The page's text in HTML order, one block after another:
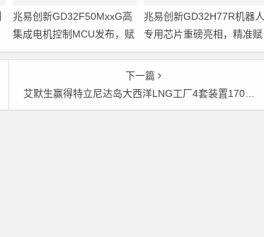
兆易创新GD32F50MxxG高
集成电机控制MCU发布，赋
能人形机器人关节驱动革新
兆易创新GD32H77R机器人
专用芯片重磅亮相，精准赋
能伺服驱动与关节控制
下一篇
艾默生赢得特立尼达岛大西洋LNG工厂4套装置170万美元的设备性能监测合同